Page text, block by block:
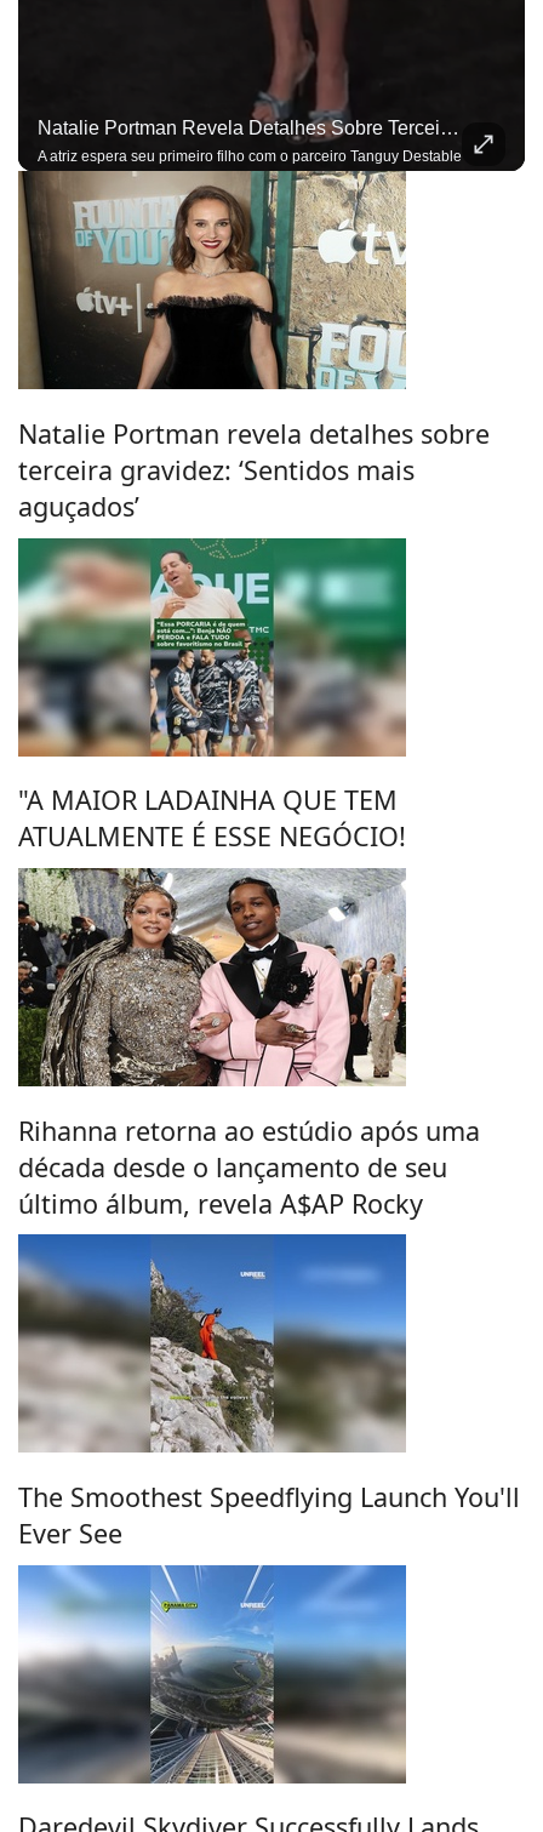
Natalie Portman Revela Detalhes Sobre Terceira Gravidez: ‘Sentidos Mais Aguçados’
A atriz espera seu primeiro filho com o parceiro Tanguy Destable
Natalie Portman revela detalhes sobre
terceira gravidez: ‘Sentidos mais
aguçados’
"A MAIOR LADAINHA QUE TEM
ATUALMENTE É ESSE NEGÓCIO!
Rihanna retorna ao estúdio após uma
década desde o lançamento de seu
último álbum, revela A$AP Rocky
The Smoothest Speedflying Launch You'll
Ever See